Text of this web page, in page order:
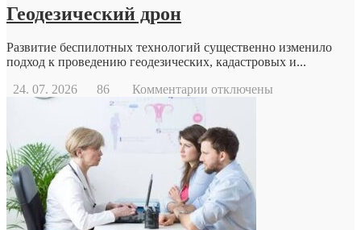
Геодезический дрон
Развитие беспилотных технологий существенно изменило
подход к проведению геодезических, кадастровых и...
24. 07. 2026
86 Комментарии к
дрон
отключены